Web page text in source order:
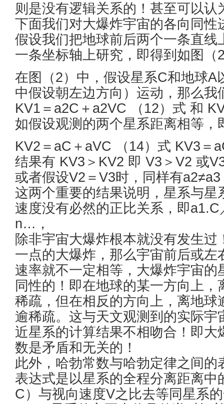
则是没有逻辑关系的！甚至可以
下面我们对大爆炸宇宙的各向同性
假设我们把地球前后两个一条直
一条坐标轴上研究，即得到如图（
在图（2）中，假设星系C和地球A
中假设朝左边方向）运动，那么
KV1＝a2C＋a2VC （12）式 和
如假设观测的两个星系距离相等
KV2＝aC＋aVC （14）式 KV3＝
结果有 KV3＞KV2 即 V3＞V2 或
或者假设V2＝V3时，同样有a2≠a3
这两个重要的结果说明，星系与
速度没有必然的正比关系，即
n…，
除非宇宙大爆炸根本就没有发生
一点的大爆炸，那么宇宙前后或
速率就不一定相等，大爆炸宇宙
同性的！即在地球的某一方向上
稀疏，但在相反的方向上，离地
逾稀疏。这与天文观测到的实际
近星系的计算结果不相吻合！即
数是矛盾和无关的！
此外，哈勃常数与哈勃定律之间
表达式是以星系的全程分离距离
C）与视向速度V之比去等同星系